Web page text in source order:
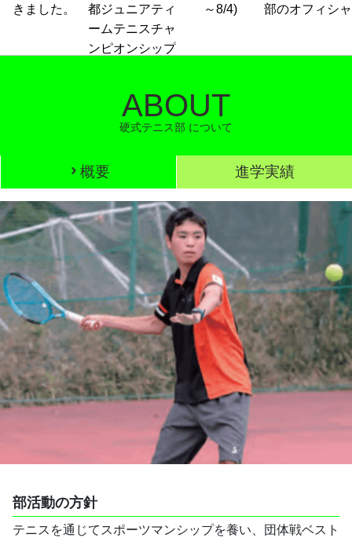
きました。
都ジュニアティ
ームテニスチャ
ンピオンシップ
～8/4)
部のオフィシャ
よろしくお願い
します
硬式テニス部 について
ABOUT
概要 進学実績
部活動の方針
テニスを通じてスポーツマンシップを養い、団体戦ベスト